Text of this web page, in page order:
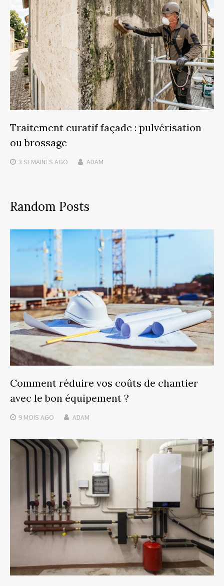
Traitement curatif façade : pulvérisation
ou brossage
3 SEMAINES AGO ADAM
Random Posts
Comment réduire vos coûts de chantier
avec le bon équipement ?
9 MOIS AGO ADAM